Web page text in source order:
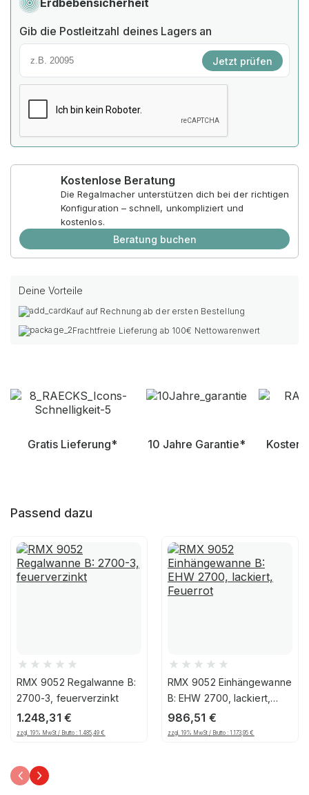
Erdbebensicherheit
Gib die Postleitzahl deines Lagers an
Jetzt prüfen
Kostenlose Beratung
Die Regalmacher unterstützen dich bei der richtigen
Konfiguration – schnell, unkompliziert und
kostenlos.
Beratung buchen
Deine Vorteile
Kauf auf Rechnung ab der ersten Bestellung
Frachtfreie Lieferung ab 100€ Nettowarenwert
Gratis Lieferung* 10 Jahre Garantie*
Passend dazu
RMX 9052 Regalwanne B:
2700-3, feuerverzinkt
1.248,31 €
zzgl. 19% MwSt / Brutto :1.485,49€
RMX 9052 Einhängewanne
B: EHW 2700, lackiert,
Feuerrot
986,51 €
zzgl. 19% MwSt / Brutto :1.173,95€